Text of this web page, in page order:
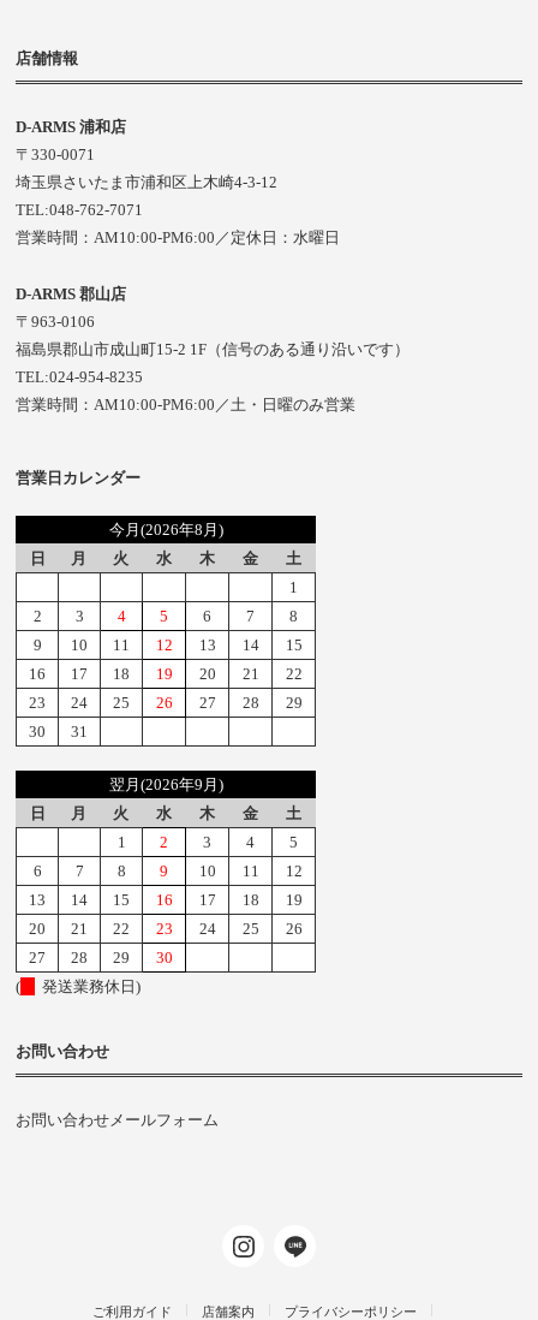
店舗情報
D-ARMS 浦和店
〒330-0071
埼玉県さいたま市浦和区上木崎4-3-12
TEL:048-762-7071
営業時間：AM10:00-PM6:00／定休日：水曜日
D-ARMS 郡山店
〒963-0106
福島県郡山市成山町15-2 1F（信号のある通り沿いです）
TEL:024-954-8235
営業時間：AM10:00-PM6:00／土・日曜のみ営業
営業日カレンダー
今月(2026年8月)
日
月 火 水 木 金
土
1
2
3 4 5 6 7
8
9
10 11 12 13 14
15
16
17 18 19 20 21
22
23
24 25 26 27 28
29
30
31
翌月(2026年9月)
日
月 火 水 木 金
土
1
2 3 4
5
6
7 8 9 10 11
12
13
14 15 16 17 18
19
20
21 22 23 24 25
26
27
28 29
30
(
発送業務休日)
お問い合わせ
お問い合わせメールフォーム
ご利用ガイド 店舗案内 プライバシーポリシー